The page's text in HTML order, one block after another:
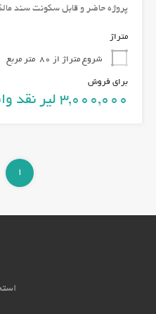
پروژه حاضر و قابل سکونت سند
متراژ
شروع متراژ از 80 متر مربع
برای فروش
3,000,000 لیر نقد واقساط بدون بهره
1